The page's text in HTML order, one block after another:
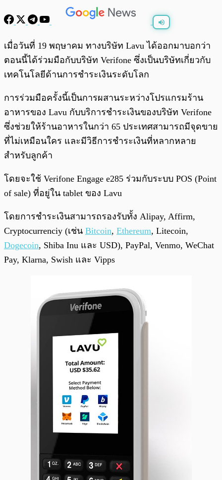
พร้อมเล่น
เมื่อวันที่ 19 พฤษาคม ทางบริษัท Lavu ได้ออกมาบอกว่า
ตอนนี้ได้ร่วมมือกับบริษัท Verifone ซึ่งเป็นบริษัทเกี่ยวกับ
เทคโนโลยีด้านการชำระเงินระดับโลก
การร่วมมือครั้งนี้เป็นการผสานระหว่างโปรแกรมร้าน
อาหารของ Lavu กับบริการชำระเงินของบริษัท Verifone
ซึ่งช่วยให้ร้านอาหารในกว่า 65 ประเทศสามารถมีจุดขาย
ที่ไม่เหมือนใคร และมีวิธีการชำระเงินที่หลากหลาย
สำหรับลูกค้า
โดยจะใช้ Verifone Engage e285 ร่วมกับระบบ POS (Point
of sale) ที่อยู่ใน tablet ของ Lavu
โดยการชำระเงินสามารถรองรับทั้ง Alipay, Affirm,
Cryptocurrenciy (เช่น Bitcoin, Ethereum, Litecoin,
Dogecoin, Shiba Inu และ USD), PayPal, Venmo, WeChat
Pay, Klarna, Swish และ Vipps